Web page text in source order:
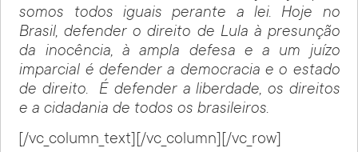
somos todos iguais perante a lei. Hoje no
Brasil, defender o direito de Lula à presunção
da inocência, à ampla defesa e a um juízo
imparcial é defender a democracia e o estado
de direito. É defender a liberdade, os direitos
e a cidadania de todos os brasileiros.
[/vc_column_text][/vc_column][/vc_row]